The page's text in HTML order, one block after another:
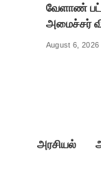
வேளாண்
அமைச்சர்
August 6, 2026
அரசியல்